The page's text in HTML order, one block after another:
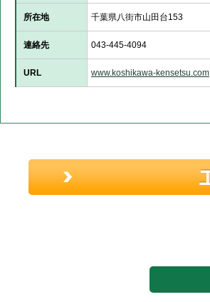
所在地 千葉県八街市山田台153
連絡先 043-445-4094
URL www.koshikawa-kensetsu.com